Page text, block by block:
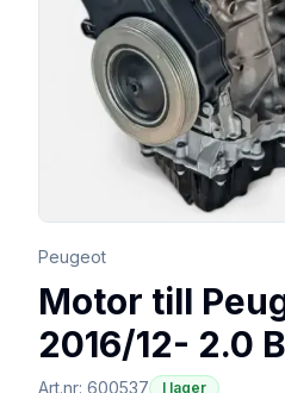
Peugeot
Motor till
2016/12- 2.0
Art.nr: 600537 I lager